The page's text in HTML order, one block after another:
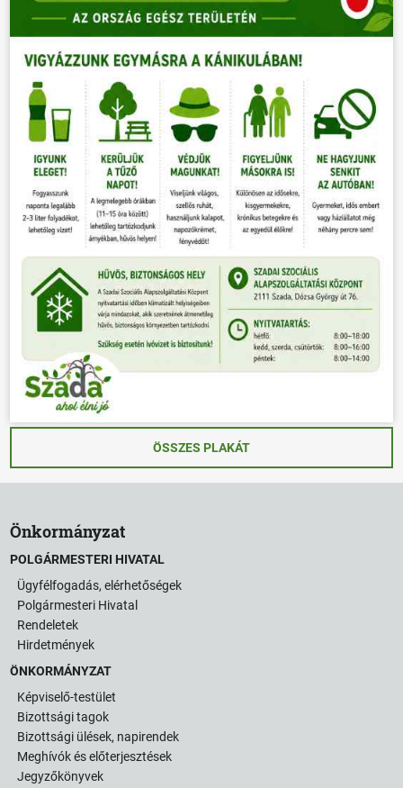
ÖSSZES PLAKÁT
Önkormányzat
POLGÁRMESTERI HIVATAL
Ügyfélfogadás, elérhetőségek
Polgármesteri Hivatal
Rendeletek
Hirdetmények
ÖNKORMÁNYZAT
Képviselő-testület
Bizottsági tagok
Bizottsági ülések, napirendek
Meghívók és előterjesztések
Jegyzőkönyvek